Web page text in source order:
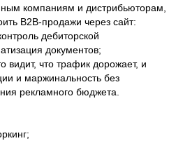
компаниям и дистрибьюторам,
B2B-продажи через сайт:
дебиторской
документов;
видит, что трафик дорожает, и
и маржинальность без
рекламного бюджета.